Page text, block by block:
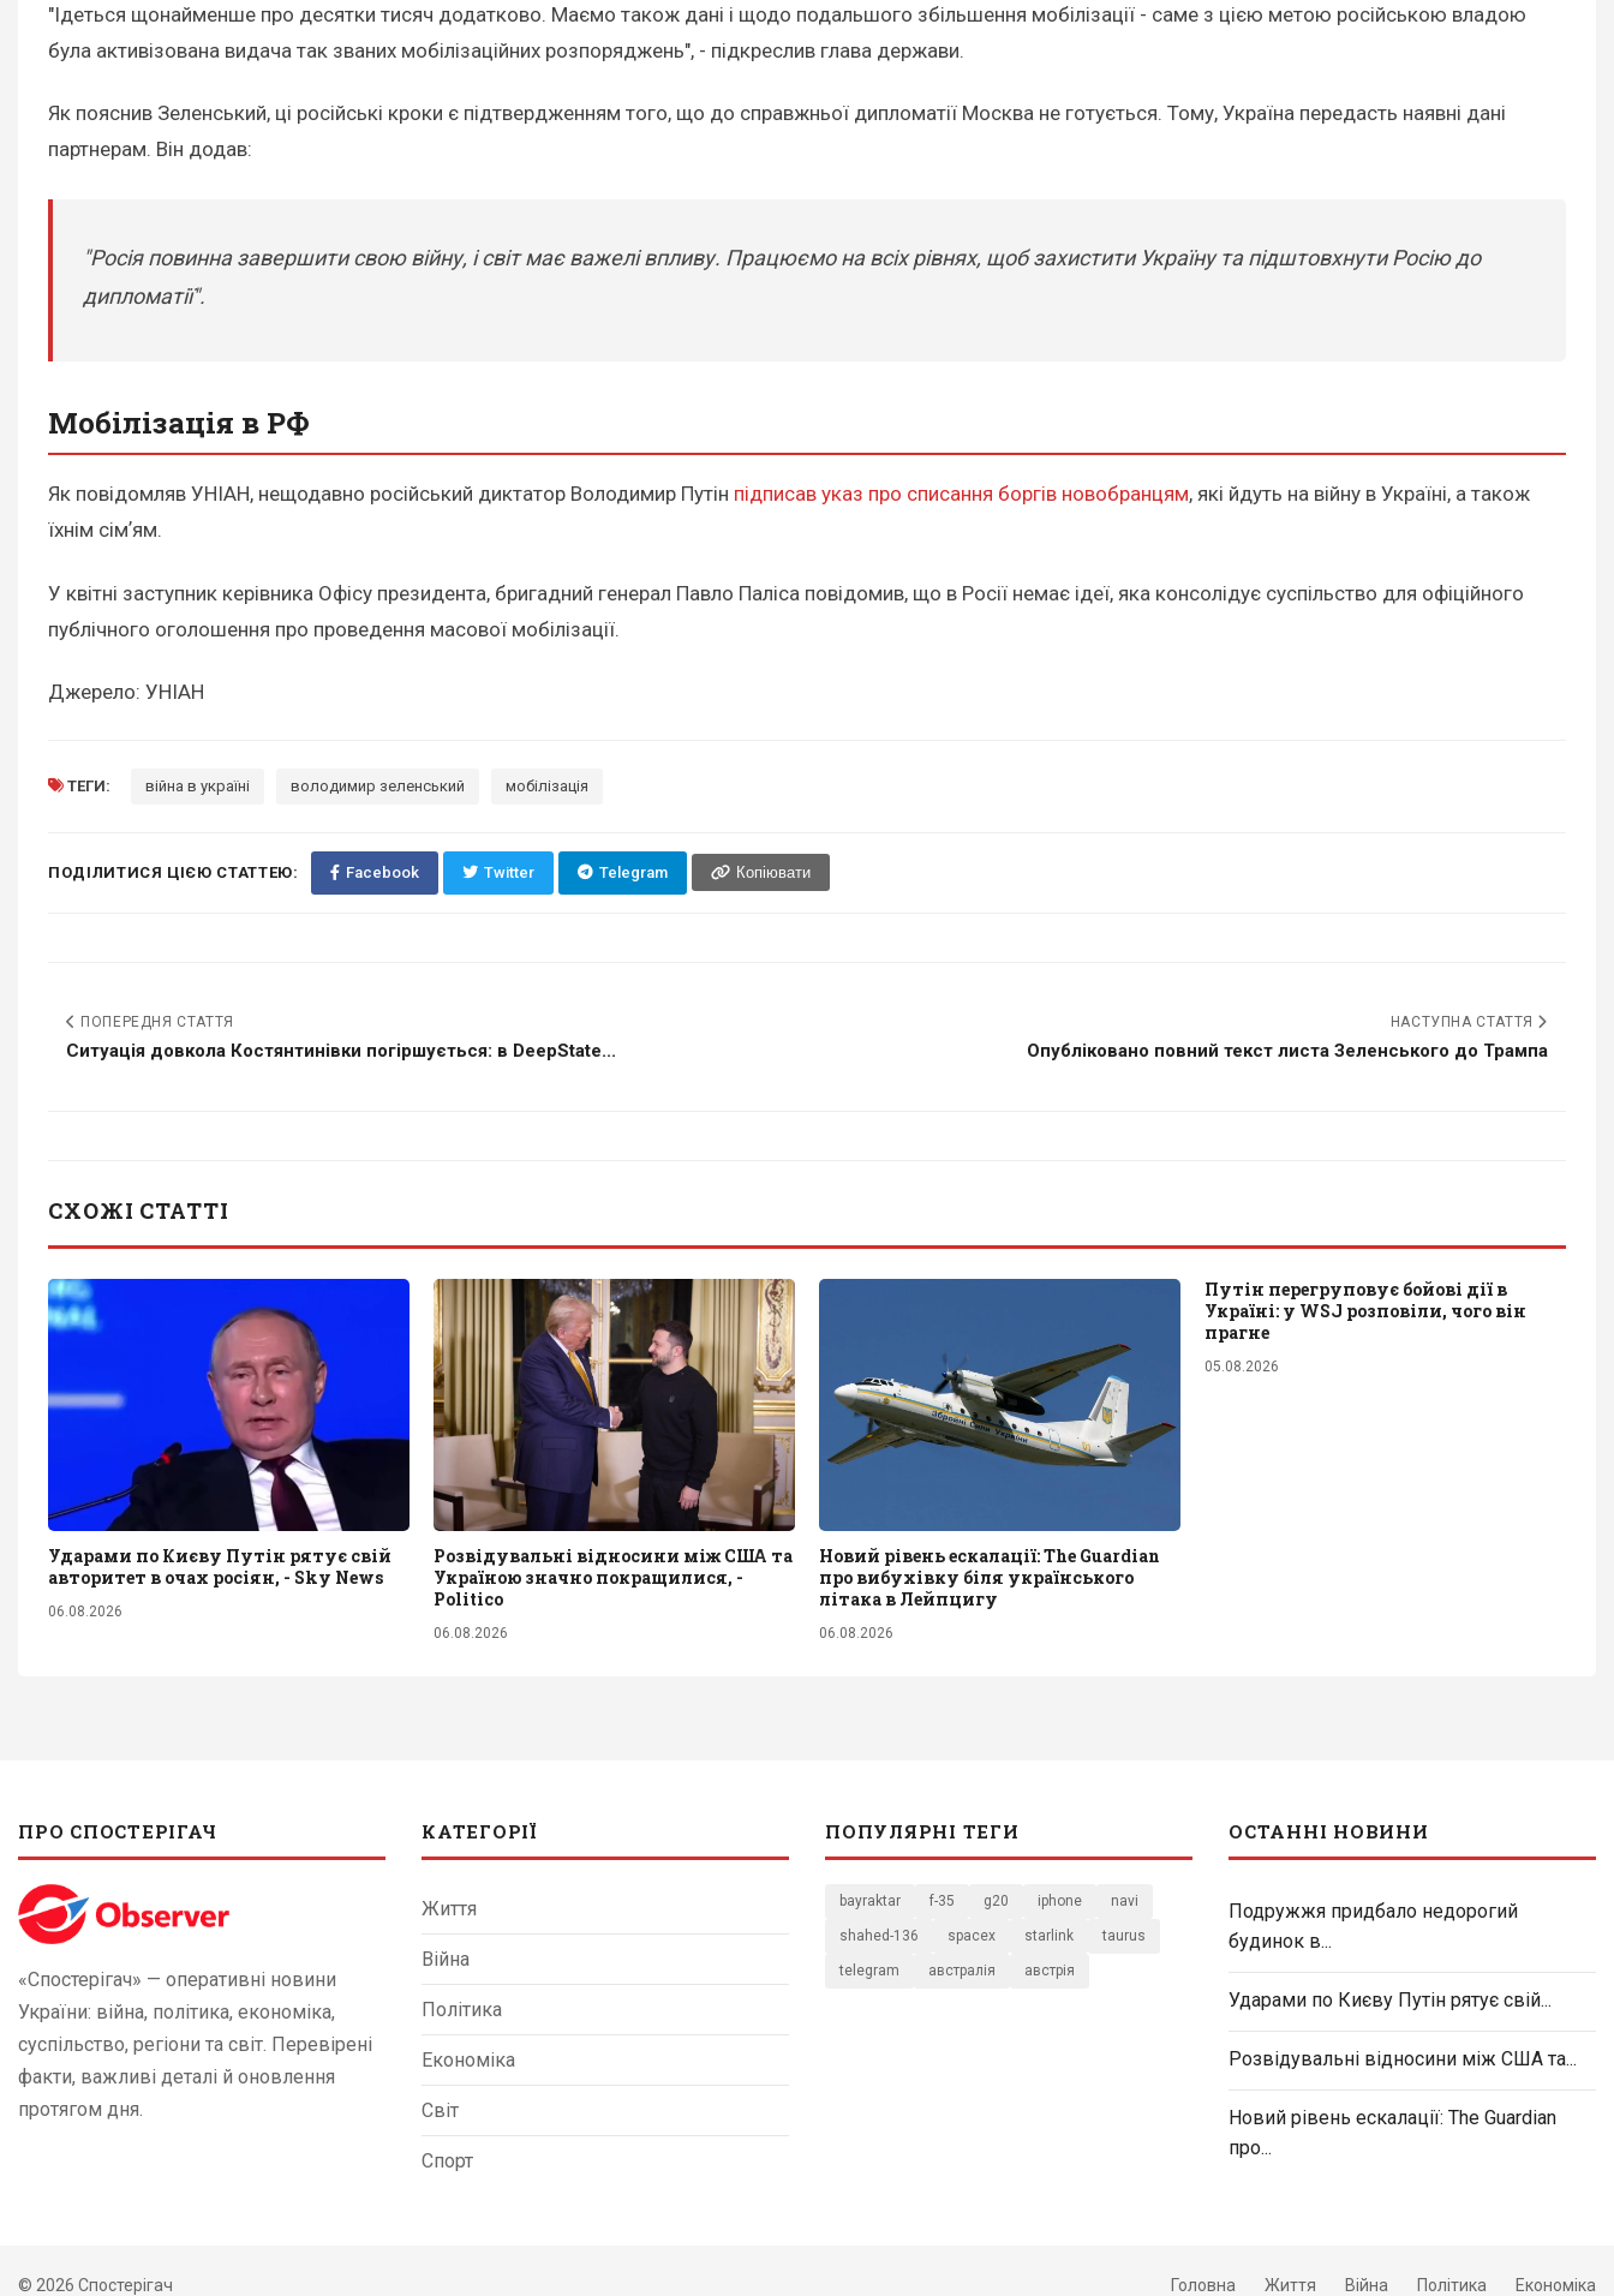
"Ідеться щонайменше про десятки тисяч додатково. Маємо також дані і щодо подальшого збільшення мобілізації - саме з цією метою російською владою
була активізована видача так званих мобілізаційних розпоряджень", - підкреслив глава держави.
Як пояснив Зеленський, ці російські кроки є підтвердженням того, що до справжньої дипломатії Москва не готується. Тому, Україна передасть наявні дані
партнерам. Він додав:
"Росія повинна завершити свою війну, і світ має важелі впливу. Працюємо на всіх рівнях, щоб захистити Україну та підштовхнути Росію до
дипломатії".
Мобілізація в РФ
Як повідомляв УНІАН, нещодавно російський диктатор Володимир Путін підписав указ про списання боргів новобранцям, які йдуть на війну в Україні, а також
їхнім сімʼям.
У квітні заступник керівника Офісу президента, бригадний генерал Павло Паліса повідомив, що в Росії немає ідеї, яка консолідує суспільство для офіційного
публічного оголошення про проведення масової мобілізації.
Джерело: УНІАН
ТЕГИ: війна в україні володимир зеленський мобілізація
ПОДІЛИТИСЯ ЦІЄЮ СТАТТЕЮ: Facebook Twitter Telegram Копіювати
ПОПЕРЕДНЯ СТАТТЯ
Ситуація довкола Костянтинівки погіршується: в DeepState...
НАСТУПНА СТАТТЯ
Опубліковано повний текст листа Зеленського до Трампа
СХОЖІ СТАТТІ
Ударами по Києву Путін рятує свій
авторитет в очах росіян, - Sky News
06.08.2026
Розвідувальні відносини між США та
Україною значно покращилися, -
Politico
06.08.2026
Новий рівень ескалації: The Guardian
про вибухівку біля українського
літака в Лейпцигу
06.08.2026
Путін перегруповує бойові дії в
Україні: у WSJ розповіли, чого він
прагне
05.08.2026
ПРО СПОСТЕРІГАЧ
«Спостерігач» — оперативні новини
України: війна, політика, економіка,
суспільство, регіони та світ. Перевірені
факти, важливі деталі й оновлення
протягом дня.
КАТЕГОРІЇ
Життя
Війна
Політика
Економіка
Світ
Спорт
ПОПУЛЯРНІ ТЕГИ
bayraktar f-35 g20 iphone navi
shahed-136 spacex starlink taurus
telegram австралія австрія
ОСТАННІ НОВИНИ
Подружжя придбало недорогий
будинок в...
Ударами по Києву Путін рятує свій...
Розвідувальні відносини між США та...
Новий рівень ескалації: The Guardian
про...
© 2026 Спостерігач Головна Життя Війна Політика Економіка